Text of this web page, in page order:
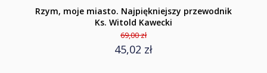
Rzym, moje miasto. Najpiękniejszy przewodnik
Ks. Witold Kawecki
69,00 zł
45,02 zł